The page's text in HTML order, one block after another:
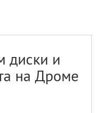
диски и
на Дроме